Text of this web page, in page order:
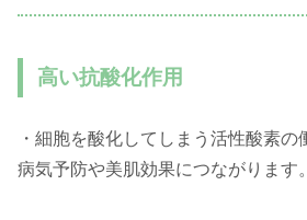
高い抗酸化作用
・細胞を酸化してしまう活性酸素の
病気予防や美肌効果につながります。